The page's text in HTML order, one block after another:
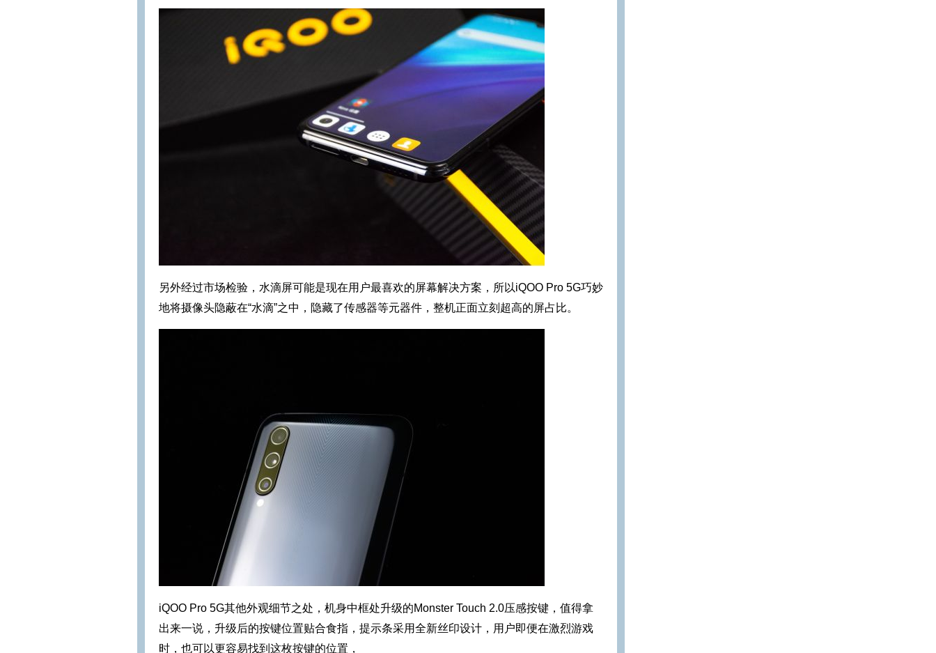
另外经过市场检验，水滴屏可能是现在用户最喜欢的屏幕解决方案，所以iQOO Pro 5G巧妙
地将摄像头隐蔽在“水滴”之中，隐藏了传感器等元器件，整机正面立刻超高的屏占比。
iQOO Pro 5G其他外观细节之处，机身中框处升级的Monster Touch 2.0压感按键，值得拿
出来一说，升级后的按键位置贴合食指，提示条采用全新丝印设计，用户即便在激烈游戏
时，也可以更容易找到这枚按键的位置，